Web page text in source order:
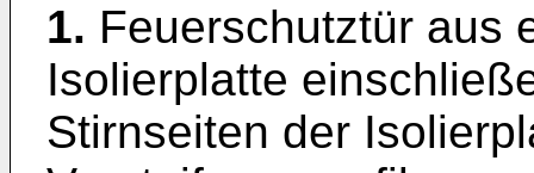
1. Feuerschutztür aus
Isolierplatte
Stirnseiten der